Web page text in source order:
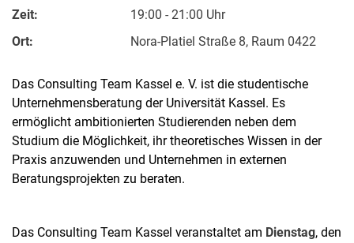
Zeit:
19:00 - 21:00 Uhr
Ort:
Nora-Platiel Straße 8, Raum 0422
Das Consulting Team Kassel e. V. ist die studentische
Unternehmensberatung der Universität Kassel. Es
ermöglicht ambitionierten Studierenden neben dem
Studium die Möglichkeit, ihr theoretisches Wissen in der
Praxis anzuwenden und Unternehmen in externen
Beratungsprojekten zu beraten.
Das Consulting Team Kassel veranstaltet am Dienstag, den